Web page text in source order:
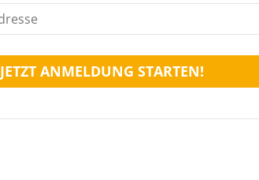
JETZT ANMELDUNG STARTEN!